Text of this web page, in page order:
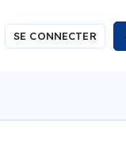
SE CONNECTER